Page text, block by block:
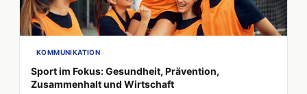
KOMMUNIKATION
Sport im Fokus: Gesundheit, Prävention,
Zusammenhalt und Wirtschaft